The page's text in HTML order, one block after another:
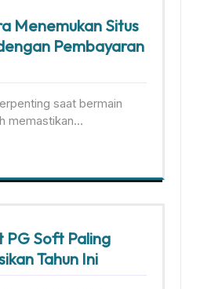
Menemukan Situs
Pembayaran
saat bermain
memastikan…
PG Soft Paling
Tahun Ini